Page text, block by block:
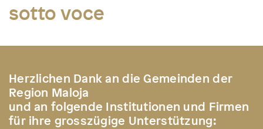
sotto voce
Herzlichen Dank an die Gemeinden der
Region Maloja
und an folgende Institutionen und Firmen
für ihre grosszügige Unterstützung: